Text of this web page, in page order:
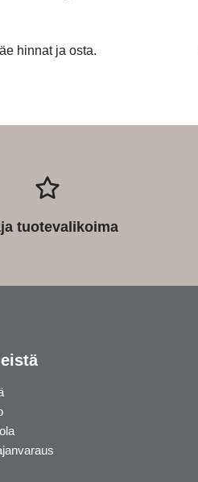
hinnat ja osta.
tuotevalikoima